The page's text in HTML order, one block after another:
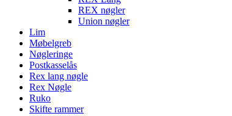
REX nøgler
Union nøgler
Lim
Møbelgreb
Nøgleringe
Postkasselås
Rex lang nøgle
Rex Nøgle
Ruko
Skifte rammer